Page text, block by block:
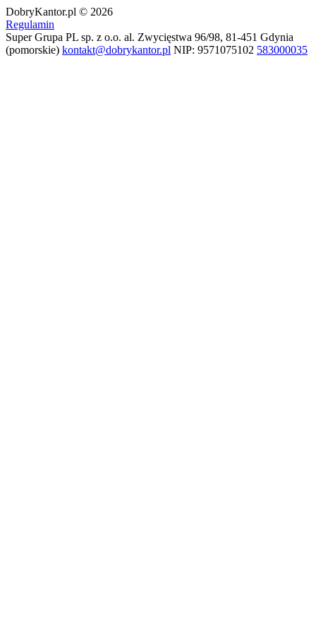
DobryKantor.pl © 2026
Regulamin
Super Grupa PL sp. z o.o. al. Zwycięstwa 96/98, 81-451 Gdynia
(pomorskie) kontakt@dobrykantor.pl NIP: 9571075102 583000035